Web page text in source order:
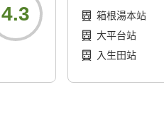
4.3 箱根湯本站
大平台站
入生田站